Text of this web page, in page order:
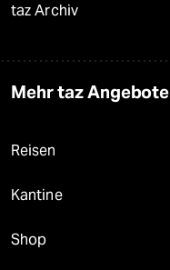
taz Archiv
Mehr taz Angebote
Reisen
Kantine
Shop